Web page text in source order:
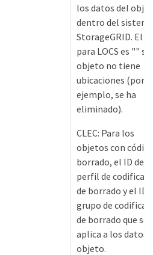
los datos del
dentro del
StorageGRID. El
para LOCS es "" si
objeto no tiene
ubicaciones (por
ejemplo, se ha
eliminado).
CLEC: Para los
objetos con
borrado, el ID de
perfil de
de borrado y el ID
grupo de
de borrado que se
aplica a los datos
objeto.